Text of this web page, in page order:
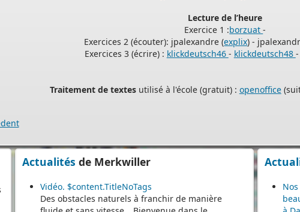
Lecture de l’heure
Exercice 1 :borzuat-
Exercices 2 (écouter): jpalexandre (explix) -
Exercices 3 (écrire) : klickdeutsch46 - klickdeutsch48 -
Traitement de textesutilisé à l'école (gratuit) : openoffice
Actualités de Merkwiller
Vidéo. $content.TitleNoTags
Des obstacles naturels à franchir de manière